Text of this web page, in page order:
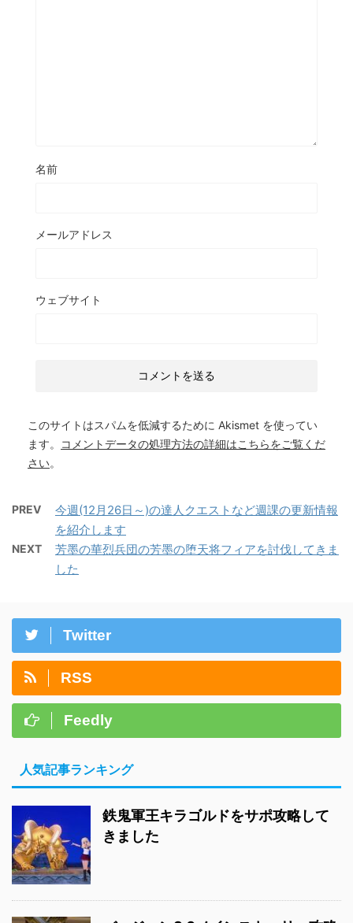
名前
メールアドレス
ウェブサイト
このサイトはスパムを低減するために Akismet を使ってい
ます。
コメントデータの処理方法の詳細はこちらをご覧くだ
さい。
PREV
今週(12月26日～)の達人クエストなど週課の更新情報
を紹介します
NEXT
芳墨の華烈兵団の芳墨の堕天将フィアを討伐してきま
した
Twitter
RSS
Feedly
人気記事ランキング
鉄鬼軍王キラゴルドをサポ攻略して
きました